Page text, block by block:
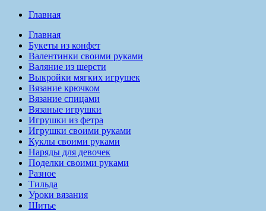
Главная
Главная
Букеты из конфет
Валентинки своими руками
Валяние из шерсти
Выкройки мягких игрушек
Вязание крючком
Вязание спицами
Вязаные игрушки
Игрушки из фетра
Игрушки своими руками
Куклы своими руками
Наряды для девочек
Поделки своими руками
Разное
Тильда
Уроки вязания
Шитье